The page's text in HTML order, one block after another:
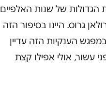
הגדולות של שנות האלפיים
גרוס. היינו בסיפור הזה
הענקיות הזה עדיין
עשור, אולי אפילו קצת